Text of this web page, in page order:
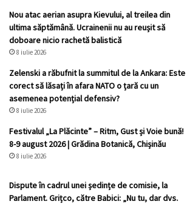
Nou atac aerian asupra Kievului, al treilea din
ultima săptămână. Ucrainenii nu au reușit să
doboare nicio rachetă balistică
8 iulie 2026
Zelenski a răbufnit la summitul de la Ankara: Este
corect să lăsați în afara NATO o țară cu un
asemenea potențial defensiv?
8 iulie 2026
Festivalul „La Plăcinte” – Ritm, Gust și Voie bună!
8-9 august 2026 | Grădina Botanică, Chișinău
8 iulie 2026
Dispute în cadrul unei ședințe de comisie, la
Parlament. Grițco, către Babici: „Nu tu, dar dvs.